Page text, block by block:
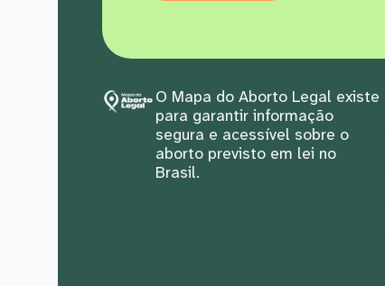
O Mapa do Aborto Legal existe
para garantir informação
segura e acessível sobre o
aborto previsto em lei no
Brasil.